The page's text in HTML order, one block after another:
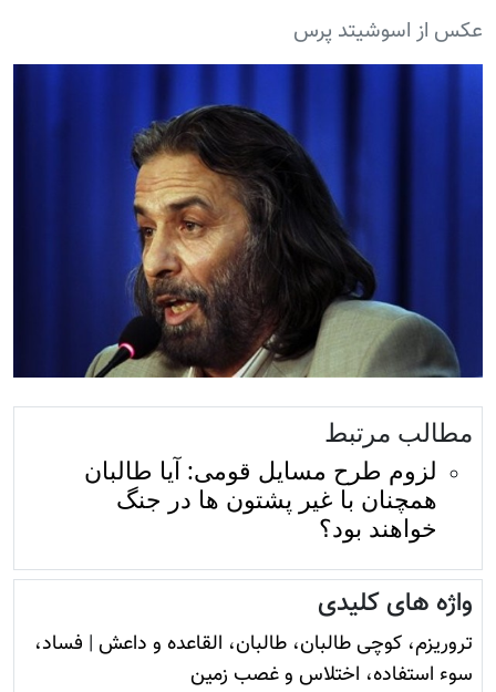
عکس از اسوشیتد پرس
مطالب مرتبط
لزوم طرح مسایل قومی: آیا طالبان
همچنان با غیر پشتون ها در جنگ
خواهند بود؟
واژه های کلیدی
تروريزم، کوچی طالبان، طالبان، القاعده و داعش | فساد،
سوء استفاده، اختلاس و غصب زمين